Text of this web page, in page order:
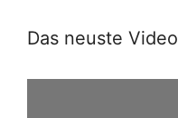
Das neuste Video